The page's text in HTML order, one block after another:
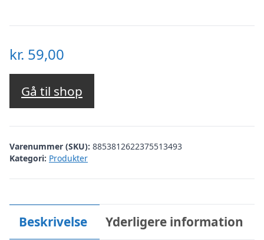
kr. 59,00
Gå til shop
Varenummer (SKU): 8853812622375513493
Kategori: Produkter
Beskrivelse Yderligere information